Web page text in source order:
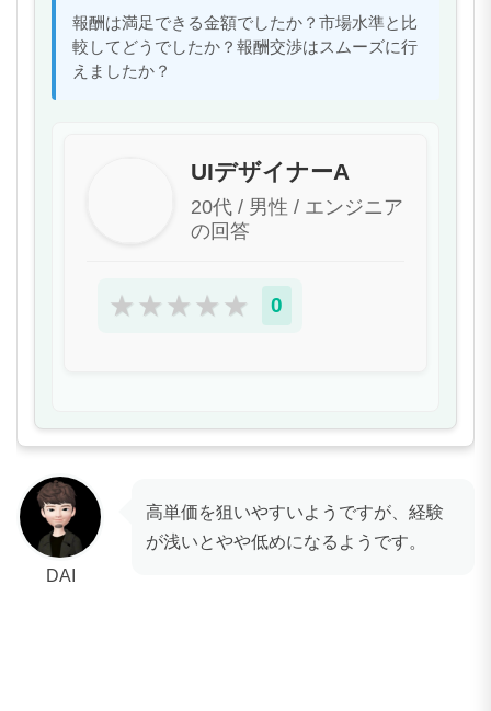
報酬は満足できる金額でしたか？市場水準と比
較してどうでしたか？報酬交渉はスムーズに行
えましたか？
UIデザイナーA
20代 / 男性 / エンジニア
の回答
★ ★ ★ ★ ★ 0
DAI
高単価を狙いやすいようですが、経験
が浅いとやや低めになるようです。